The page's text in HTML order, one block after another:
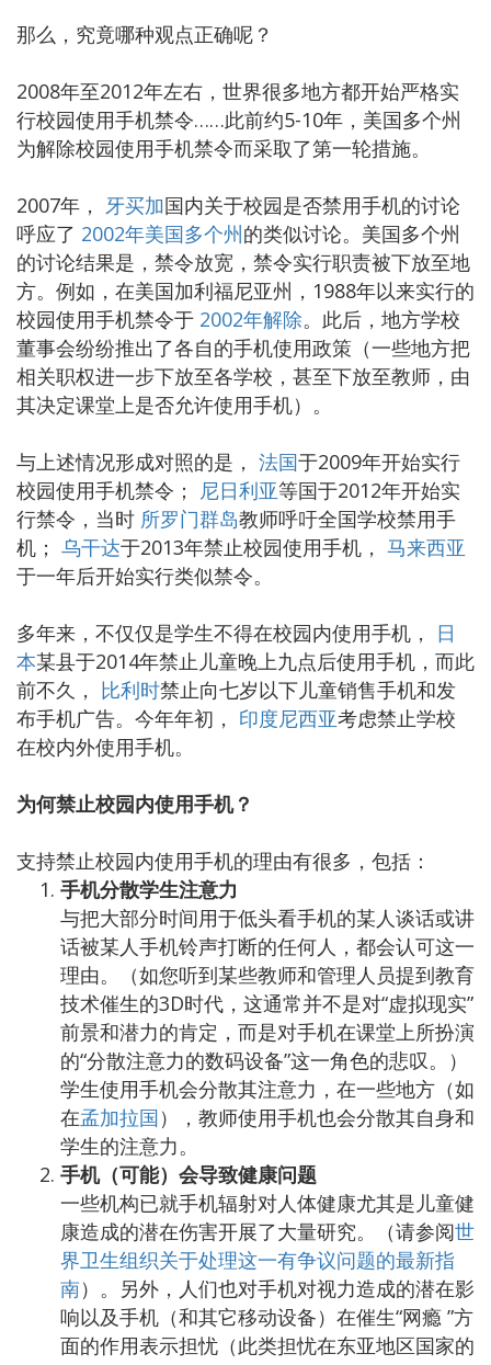
那么，究竟哪种观点正确呢？
2008年至2012年左右，世界很多地方都开始严格实
行校园使用手机禁令……此前约5-10年，美国多个州
为解除校园使用手机禁令而采取了第一轮措施。
2007年， 牙买加国内关于校园是否禁用手机的讨论
呼应了 2002年美国多个州的类似讨论。美国多个州
的讨论结果是，禁令放宽，禁令实行职责被下放至地
方。例如，在美国加利福尼亚州，1988年以来实行的
校园使用手机禁令于 2002年解除。此后，地方学校
董事会纷纷推出了各自的手机使用政策（一些地方把
相关职权进一步下放至各学校，甚至下放至教师，由
其决定课堂上是否允许使用手机）。
与上述情况形成对照的是， 法国于2009年开始实行
校园使用手机禁令；
尼日利亚等国于2012年开始实
行禁令，当时 所罗门群岛教师呼吁全国学校禁用手
机； 乌干达于2013年禁止校园使用手机， 马来西亚
于一年后开始实行类似禁令。
多年来，不仅仅是学生不得在校园内使用手机， 日
本某县于2014年禁止儿童晚上九点后使用手机，而此
前不久， 比利时禁止向七岁以下儿童销售手机和发
布手机广告。今年年初， 印度尼西亚考虑禁止学校
在校内外使用手机。
为何禁止校园内使用手机？
支持禁止校园内使用手机的理由有很多，包括：
手机分散学生注意力
与把大部分时间用于低头看手机的某人谈话或讲
话被某人手机铃声打断的任何人，都会认可这一
理由。（如您听到某些教师和管理人员提到教育
技术催生的3D时代，这通常并不是对“虚拟现实”
前景和潜力的肯定，而是对手机在课堂上所扮演
的“分散注意力的数码设备”这一角色的悲叹。）
学生使用手机会分散其注意力，在一些地方（如
在孟加拉国），教师使用手机也会分散其自身和
学生的注意力。
手机（可能）会导致健康问题
一些机构已就手机辐射对人体健康尤其是儿童健
康造成的潜在伤害开展了大量研究。（请参阅世
界卫生组织关于处理这一有争议问题的最新指
南）。另外，人们也对手机对视力造成的潜在影
响以及手机（和其它移动设备）在催生“网瘾 ”方
面的作用表示担忧（此类担忧在东亚地区国家的